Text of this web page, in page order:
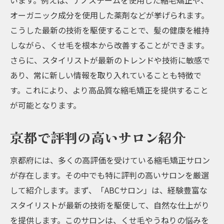
オーガニック成分を使用した薬剤などが挙げられます。
こうした最新の技術を駆使することで、髪の健康を維持
しながら、くせ毛を根本から改善することができます。
さらに、スタイリストが最新のトレンドや技術に敏感で
あり、常に新しい情報を取り入れていることも特徴で
す。これにより、より高品質な縮毛矯正を提供すること
が可能となります。
京都で評判の高いサロン紹介
京都府には、多くの高評価を受けている縮毛矯正サロン
が存在します。その中でも特に評判の高いサロンを厳選
して紹介します。まず、「ABCサロン」は、経験豊富な
スタイリストが最新の技術を駆使して、自然な仕上がり
を提供します。このサロンは、くせ毛やうねりの悩みを